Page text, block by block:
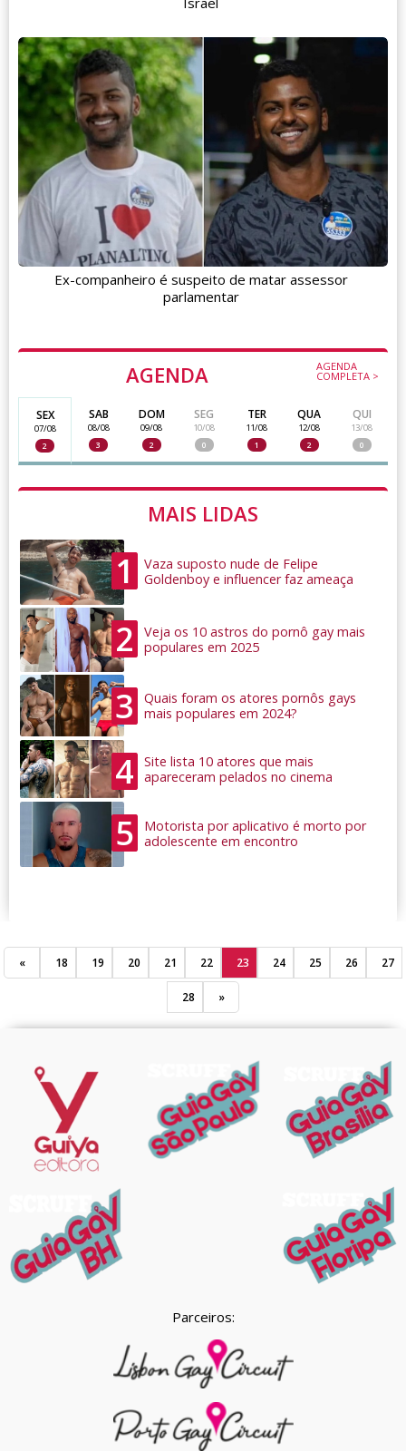
Ex-companheiro é suspeito de matar assessor
parlamentar
AGENDA AGENDA
COMPLETA >
SEX
07/08
2
SAB
08/08
3
DOM
09/08
2
SEG
10/08
0
TER
11/08
1
QUA
12/08
2
QUI
13/08
0
MAIS LIDAS
1
Vaza suposto nude de Felipe
Goldenboy e influencer faz ameaça
2
Veja os 10 astros do pornô gay mais
populares em 2025
3
Quais foram os atores pornôs gays
mais populares em 2024?
4
Site lista 10 atores que mais
apareceram pelados no cinema
5
Motorista por aplicativo é morto por
adolescente em encontro
« 18 19 20 21 22 23 24 25 26 27
28 »
Parceiros: